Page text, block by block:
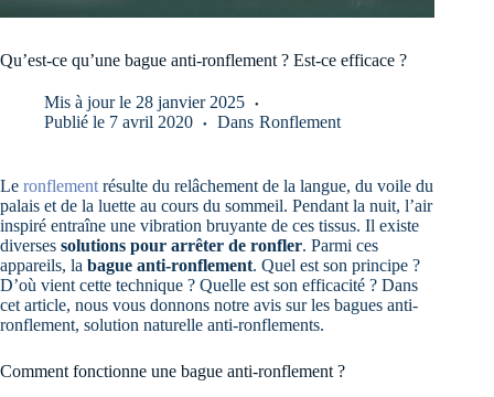
Qu’est-ce qu’une bague anti-ronflement ? Est-ce efficace ?
Mis à jour le 28 janvier 2025
Publié le 7 avril 2020 Dans Ronflement
Le ronflement résulte du relâchement de la langue, du voile du
palais et de la luette au cours du sommeil. Pendant la nuit, l’air
inspiré entraîne une vibration bruyante de ces tissus. Il existe
diverses solutions pour arrêter de ronfler. Parmi ces
appareils, la bague anti-ronflement. Quel est son principe ?
D’où vient cette technique ? Quelle est son efficacité ? Dans
cet article, nous vous donnons notre avis sur les bagues anti-
ronflement, solution naturelle anti-ronflements.
Comment fonctionne une bague anti-ronflement ?